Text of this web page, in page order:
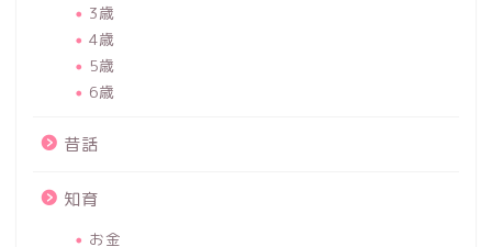
3歳
4歳
5歳
6歳
昔話
知育
お金